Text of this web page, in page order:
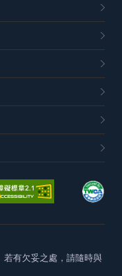
若有欠妥之處，請隨時與